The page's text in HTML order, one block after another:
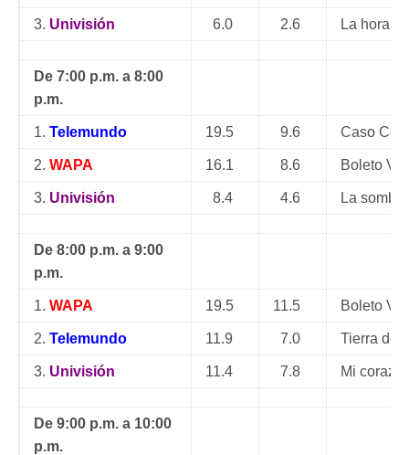
3. Univisión 6.0 2.6 La hora
De 7:00 p.m. a 8:00
p.m.
1. Telemundo 19.5 9.6 Caso
2. WAPA 16.1 8.6 Boleto
3. Univisión 8.4 4.6 La
De 8:00 p.m. a 9:00
p.m.
1. WAPA 19.5 11.5 Boleto
2. Telemundo 11.9 7.0 Tierra de
3. Univisión 11.4 7.8 Mi
De 9:00 p.m. a 10:00
p.m.